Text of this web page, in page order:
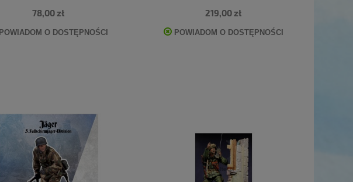
78,00 zł
POWIADOM O DOSTĘPNOŚCI
219,00 zł
POWIADOM O DOSTĘPNOŚCI